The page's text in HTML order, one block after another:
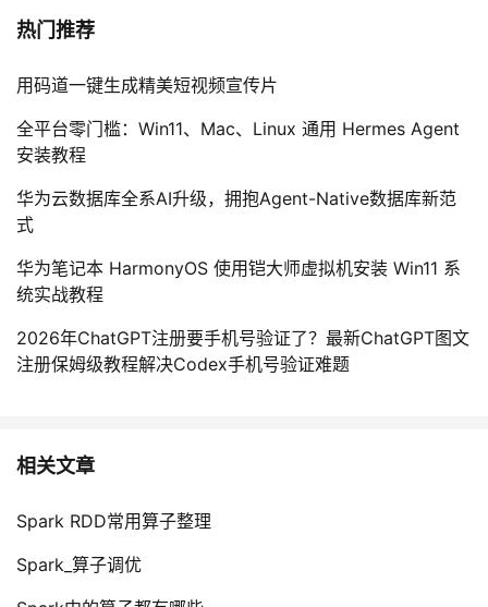
热门推荐
用码道一键生成精美短视频宣传片
全平台零门槛：Win11、Mac、Linux 通用 Hermes Agent
安装教程
华为云数据库全系AI升级，拥抱Agent-Native数据库新范
式
华为笔记本 HarmonyOS 使用铠大师虚拟机安装 Win11 系
统实战教程
2026年ChatGPT注册要手机号验证了？最新ChatGPT图文
注册保姆级教程解决Codex手机号验证难题
相关文章
Spark RDD常用算子整理
Spark_算子调优